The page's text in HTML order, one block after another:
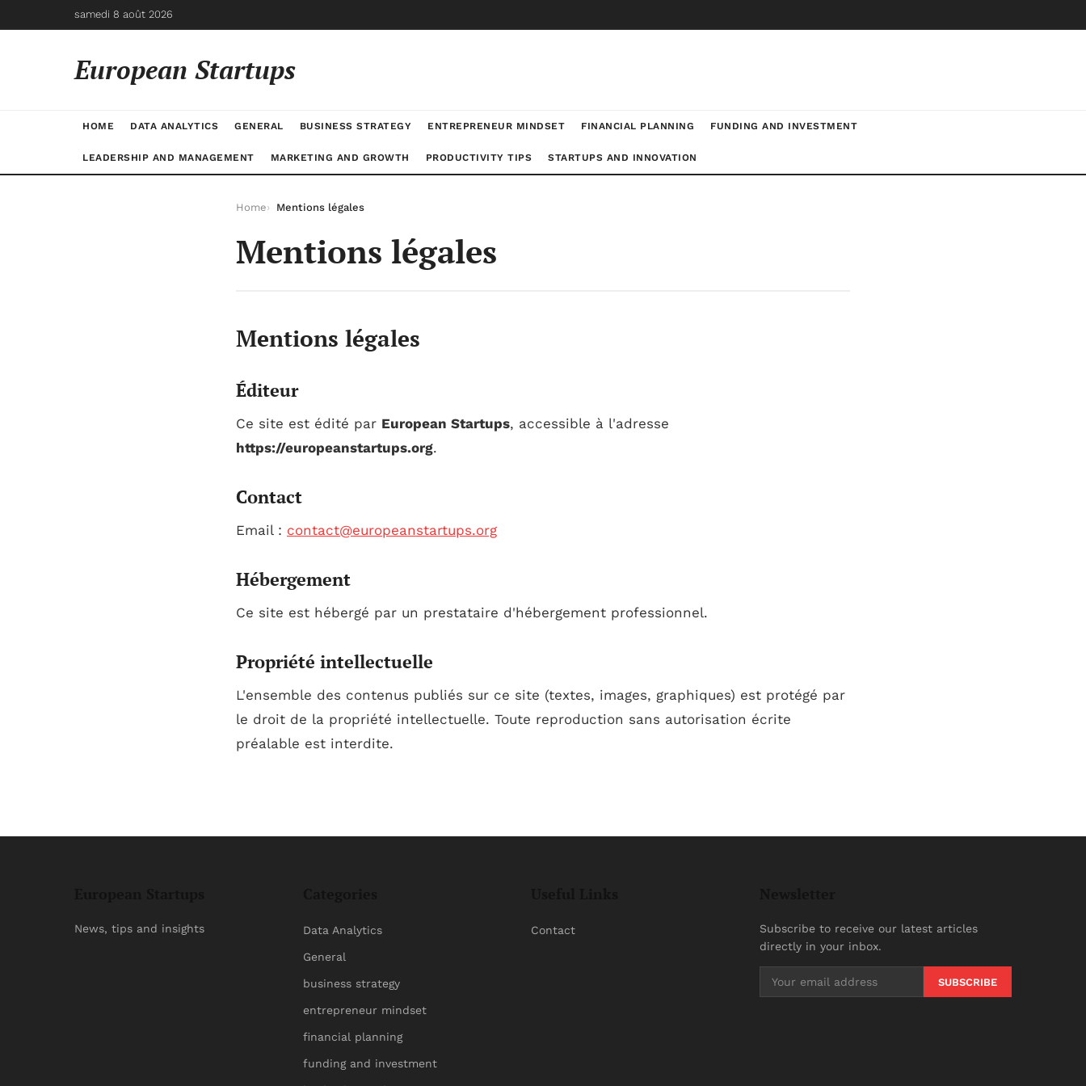
samedi 8 août 2026
European Startups
HOME DATA ANALYTICS GENERAL BUSINESS STRATEGY ENTREPRENEUR MINDSET FINANCIAL PLANNING FUNDING AND INVESTMENT
LEADERSHIP AND MANAGEMENT MARKETING AND GROWTH PRODUCTIVITY TIPS STARTUPS AND INNOVATION
Home Mentions légales
Mentions légales
Mentions légales
Éditeur
Ce site est édité par European Startups, accessible à l'adresse
https://europeanstartups.org.
Contact
Email : contact@europeanstartups.org
Hébergement
Ce site est hébergé par un prestataire d'hébergement professionnel.
Propriété intellectuelle
L'ensemble des contenus publiés sur ce site (textes, images, graphiques) est protégé par
le droit de la propriété intellectuelle. Toute reproduction sans autorisation écrite
préalable est interdite.
News, tips and insights Data Analytics
General
business strategy
entrepreneur mindset
financial planning
funding and investment
Contact
Subscribe to receive our latest articles
directly in your inbox.
SUBSCRIBE